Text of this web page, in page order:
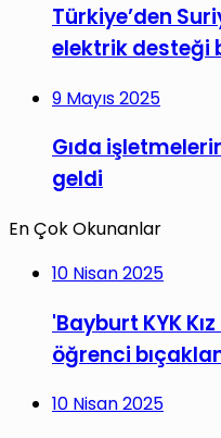
Türkiye’den
elektrik desteği
9 Mayıs 2025
Gıda
geldi
En Çok Okunanlar
10 Nisan 2025
'Bayburt KYK
öğrenci
10 Nisan 2025